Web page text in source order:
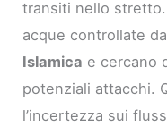
transiti nello
acque controllate
Islamica e cercano
potenziali attacchi.
l’incertezza sui